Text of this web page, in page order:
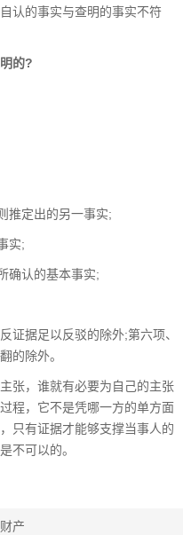
认的事实与查明的事实不符
的?
推定出的另一事实;
实;
确认的基本事实;
证据足以反驳的除外;第六项、
的除外。
张，谁就有必要为自己的主张
程，它不是凭哪一方的单方面
只有证据才能够支撑当事人的
不可以的。
产